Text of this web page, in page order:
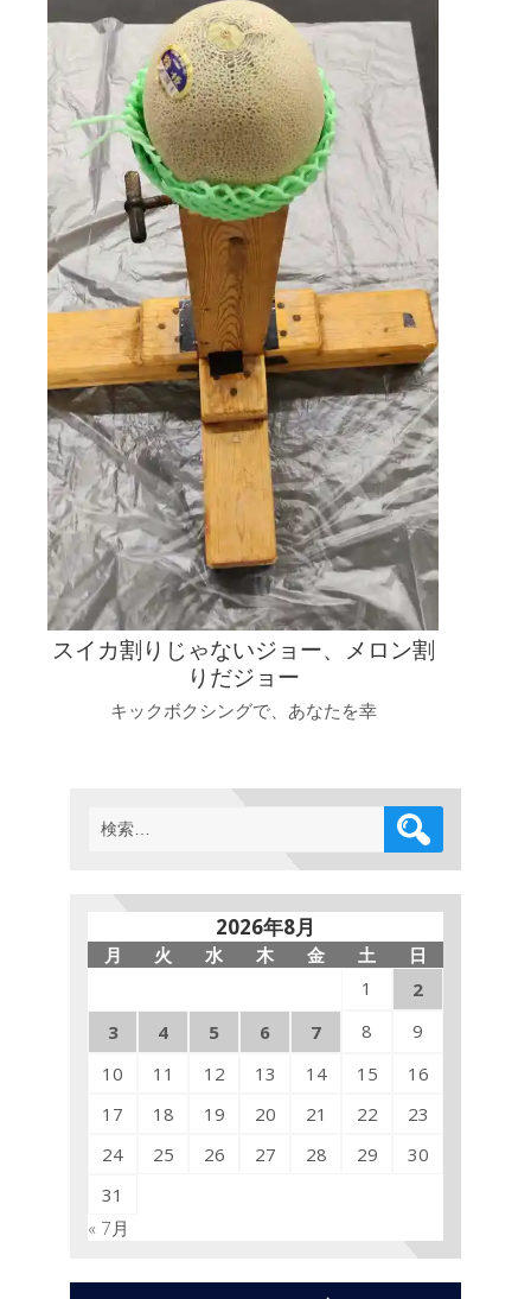
スイカ割りじゃないジョー、メロン割
りだジョー
キックボクシングで、あなたを幸
検
索:
2026年8月
月 火 水 木 金 土
日
1
2
3
4 5 6 7 8
9
10
11 12 13 14 15
16
17
18 19 20 21 22
23
24
25 26 27 28 29
30
31
« 7月